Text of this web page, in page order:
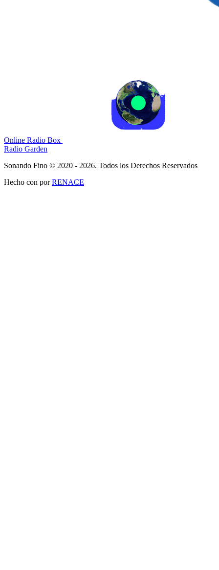
Online Radio Box
Radio Garden
Sonando Fino © 2020 - 2026. Todos los Derechos Reservados
Hecho con porRENACE